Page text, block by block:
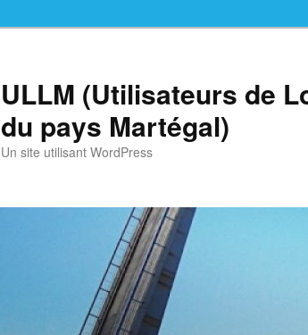
ULLM (Utilisateurs de
du pays Martégal)
Un site utilisant WordPress